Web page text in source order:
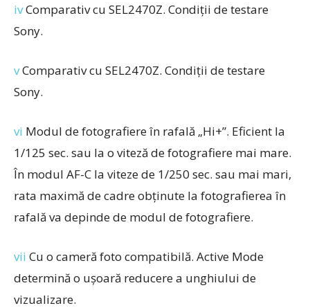
ivComparativ cu SEL2470Z. Condiții de testare
Sony.
vComparativ cu SEL2470Z. Condiții de testare
Sony.
vi Modul de fotografiere în rafală „Hi+”. Eficient la
1/125 sec. sau la o viteză de fotografiere mai mare.
În modul AF-C la viteze de 1/250 sec. sau mai mari,
rata maximă de cadre obținute la fotografierea în
rafală va depinde de modul de fotografiere. ​
vii Cu o cameră foto compatibilă. Active Mode
determină o ușoară reducere a unghiului de
vizualizare.